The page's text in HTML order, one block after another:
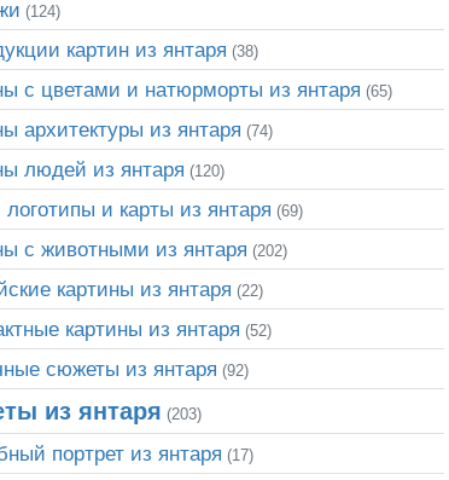
(124)
картин из янтаря (38)
с цветами и натюрморты из янтаря (65)
архитектуры из янтаря (74)
людей из янтаря (120)
и карты из янтаря (69)
с животными из янтаря (202)
картины из янтаря (22)
картины из янтаря (52)
сюжеты из янтаря (92)
из янтаря (203)
портрет из янтаря (17)